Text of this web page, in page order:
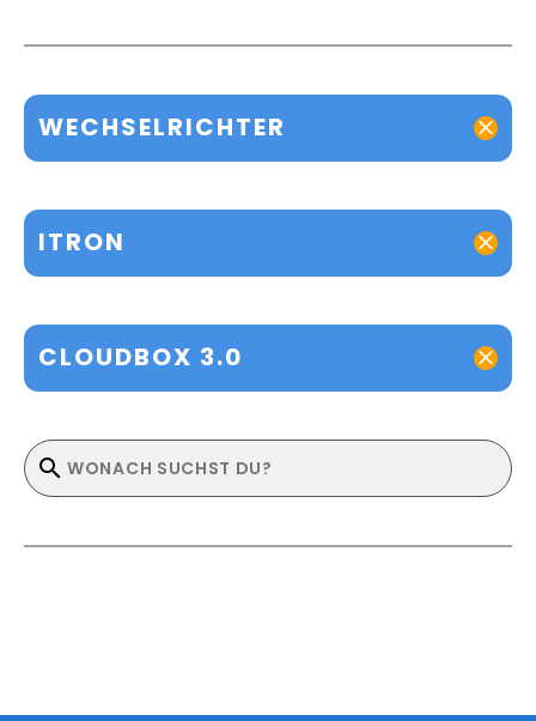
WECHSELRICHTER
ITRON
CLOUDBOX 3.0